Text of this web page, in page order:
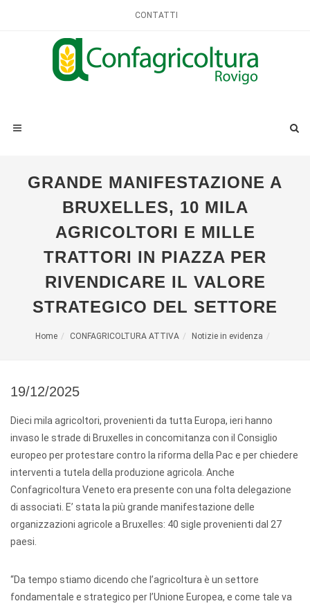
CONTATTI
GRANDE MANIFESTAZIONE A
BRUXELLES, 10 MILA
AGRICOLTORI E MILLE
TRATTORI IN PIAZZA PER
RIVENDICARE IL VALORE
STRATEGICO DEL SETTORE
Home CONFAGRICOLTURA ATTIVA Notizie in evidenza
19/12/2025
Dieci mila agricoltori, provenienti da tutta Europa, ieri hanno
invaso le strade di Bruxelles in concomitanza con il Consiglio
europeo per protestare contro la riforma della Pac e per chiedere
interventi a tutela della produzione agricola. Anche
Confagricoltura Veneto era presente con una folta delegazione
di associati. E’ stata la più grande manifestazione delle
organizzazioni agricole a Bruxelles: 40 sigle provenienti dal 27
paesi.
“Da tempo stiamo dicendo che l’agricoltura è un settore
fondamentale e strategico per l’Unione Europea, e come tale va